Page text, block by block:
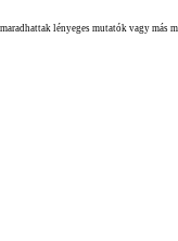
lényeges mutatók vagy más